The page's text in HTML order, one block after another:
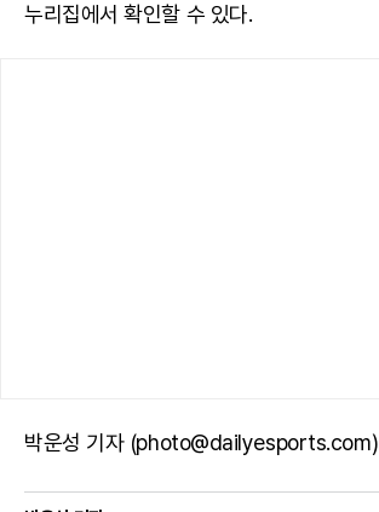
누리집에서 확인할 수 있다.
박운성 기자 (photo@dailyesports.com)